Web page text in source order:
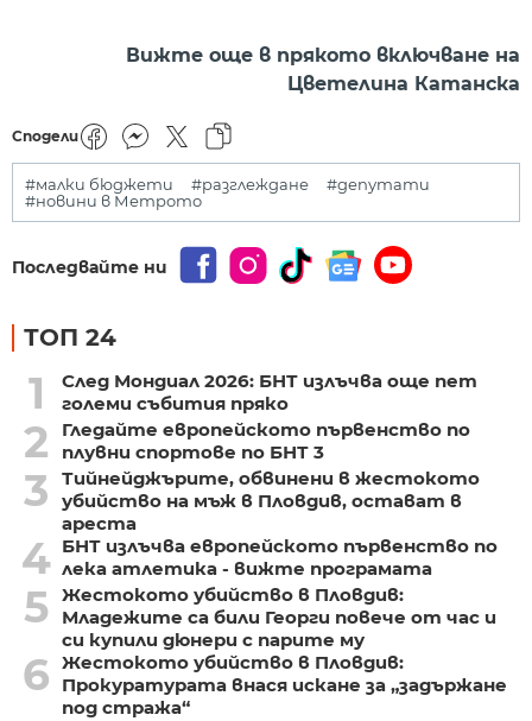
Вижте още в прякото включване на
Цветелина Катанска
Сподели
#малки бюджети #разглеждане
#депутати
#новини в Метрото
Последвайте ни
ТОП 24
1
След Мондиал 2026: БНТ излъчва още пет
големи събития пряко
2
Гледайте европейското първенство по
плувни спортове по БНТ 3
3
Тийнейджърите, обвинени в жестокото
убийство на мъж в Пловдив, остават в
ареста
4 БНТ излъчва европейското първенство по
лека атлетика - вижте програмата
5 Жестокото убийство в Пловдив:
Младежите са били Георги повече от час и
си купили дюнери с парите му
6 Жестокото убийство в Пловдив:
Прокуратурата внася искане за „задържане
под стража“